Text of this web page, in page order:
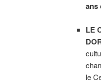
ans
LE
le